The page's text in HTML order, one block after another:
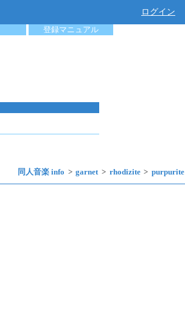
ログイン
登録マニュアル
同人音楽 info garnet rhodizite purpurite